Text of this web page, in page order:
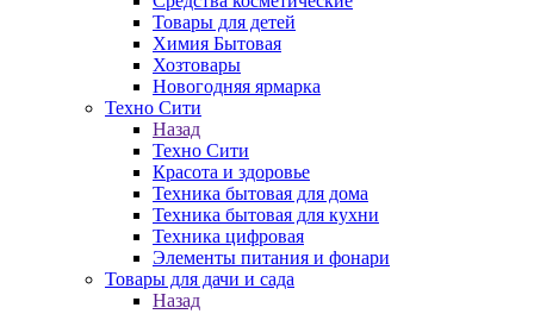
Товары для детей
Химия Бытовая
Хозтовары
Новогодняя ярмарка
Техно Сити
Назад
Техно Сити
Красота и здоровье
Техника бытовая для дома
Техника бытовая для кухни
Техника цифровая
Элементы питания и фонари
Товары для дачи и сада
Назад